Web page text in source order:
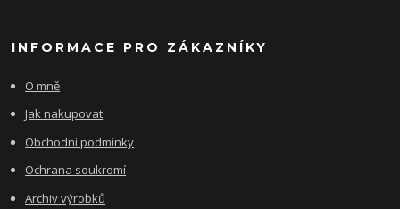
INFORMACE PRO ZÁKAZNÍKY
O mně
Jak nakupovat
Obchodní podmínky
Ochrana soukromí
Archiv výrobků